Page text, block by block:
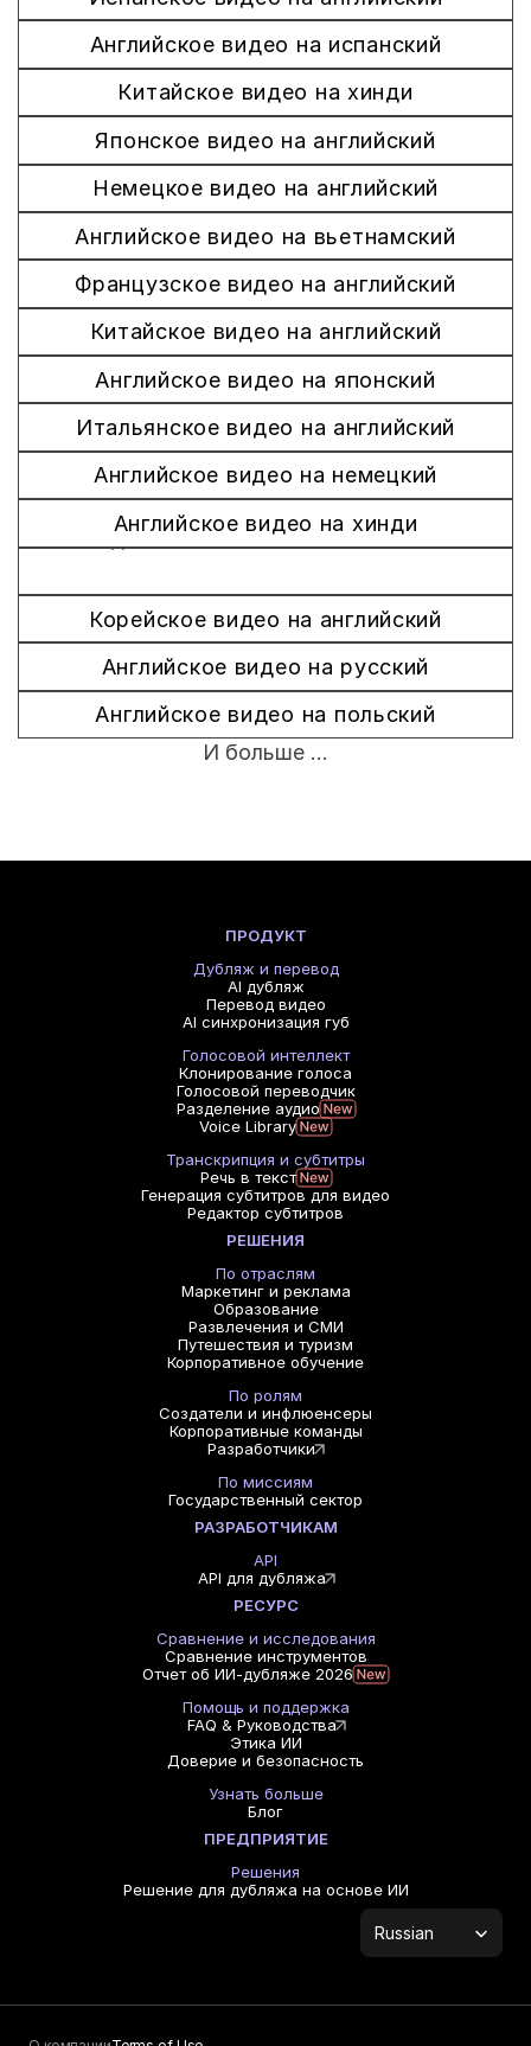
Английское видео на испанский
Китайское видео на хинди
Японское видео на английский
Немецкое видео на английский
Английское видео на вьетнамский
Французское видео на английский
Китайское видео на английский
Английское видео на японский
Итальянское видео на английский
Английское видео на немецкий
Английское видео на хинди
Видео на вьетнамском языке на
английский
Корейское видео на английский
Английское видео на русский
Английское видео на польский
И больше ...
ПРОДУКТ
Дубляж и перевод
AI дубляж
Перевод видео
AI синхронизация губ
Голосовой интеллект
Клонирование голоса
Голосовой переводчик
Разделение аудио
Voice Library
Транскрипция и субтитры
Речь в текст
Генерация субтитров для видео
Редактор субтитров
РЕШЕНИЯ
По отраслям
Маркетинг и реклама
Образование
Развлечения и СМИ
Путешествия и туризм
Корпоративное обучение
По ролям
Создатели и инфлюенсеры
Корпоративные команды
Разработчики
По миссиям
Государственный сектор
РАЗРАБОТЧИКАМ
API
API для дубляжа
РЕСУРС
Сравнение и исследования
Сравнение инструментов
Отчет об ИИ-дубляже 2026
Помощь и поддержка
FAQ & Руководства
Этика ИИ
Доверие и безопасность
Узнать больше
Блог
ПРЕДПРИЯТИЕ
Решения
Решение для дубляжа на основе ИИ
Select Language
Russian